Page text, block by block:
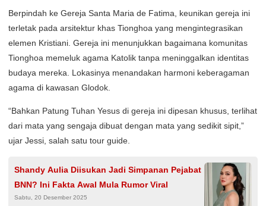
Berpindah ke Gereja Santa Maria de Fatima, keunikan gereja ini
terletak pada arsitektur khas Tionghoa yang mengintegrasikan
elemen Kristiani. Gereja ini menunjukkan bagaimana komunitas
Tionghoa memeluk agama Katolik tanpa meninggalkan identitas
budaya mereka. Lokasinya menandakan harmoni keberagaman
agama di kawasan Glodok.
“Bahkan Patung Tuhan Yesus di gereja ini dipesan khusus, terlihat
dari mata yang sengaja dibuat dengan mata yang sedikit sipit,”
ujar Jessi, salah satu tour guide.
Shandy Aulia Diisukan Jadi Simpanan Pejabat
BNN? Ini Fakta Awal Mula Rumor Viral
Sabtu, 20 Desember 2025